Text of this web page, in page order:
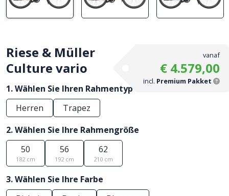
Riese & Müller
Culture vario
vanaf
€ 4.579,00
incl. Premium Pakket
1. Wählen Sie Ihren Rahmentyp
Herren
Trapez
2. Wählen Sie Ihre Rahmengröße
50
182 cm
56
192 cm
62
210 cm
3. Wählen Sie Ihre Farbe